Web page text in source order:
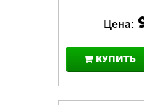
Цена:
КУПИТЬ